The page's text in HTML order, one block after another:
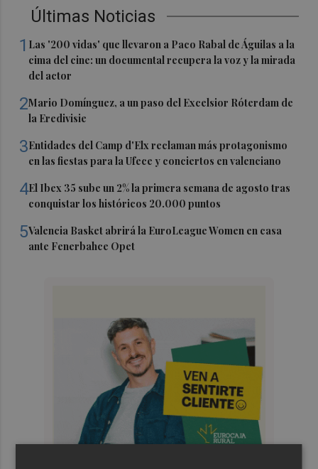
Últimas Noticias
1 Las '200 vidas' que llevaron a Paco Rabal de Águilas a la
cima del cine: un documental recupera la voz y la mirada
del actor
2Mario Domínguez, a un paso del Excelsior Róterdam de
la Eredivisie
3Entidades del Camp d'Elx reclaman más protagonismo
en las fiestas para la Ufece y conciertos en valenciano
4El Ibex 35 sube un 2% la primera semana de agosto tras
conquistar los históricos 20.000 puntos
5Valencia Basket abrirá la EuroLeague Women en casa
ante Fenerbahce Opet